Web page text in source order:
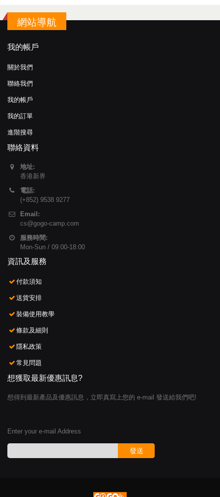
網站導航
我的帳戶
關於我們
聯絡我們
我的帳戶
我的訂單
進階搜尋
聯絡資料
地址:
香港新界
電話:
(+852) 9538 9277
Email:
cs@gogo-camp.com
服務時間:
Mon-Sun / 09:00-18:00
資訊及服務
付款須知
送貨安排
裝備使用教學
條款及細則
隱私政策
常見問題
想獲取最新優惠訊息?
想得到最新產品及優惠訊息，立即真寫上您的 e-mail 發送給我們吧!
Enter your e-mail Address
發送